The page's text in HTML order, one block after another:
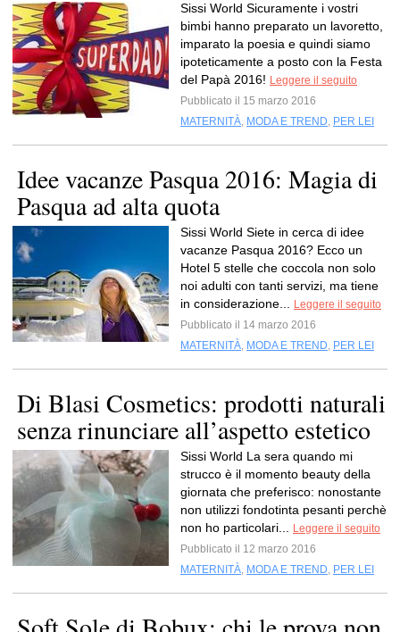
Sissi World Sicuramente i vostri
bimbi hanno preparato un lavoretto,
imparato la poesia e quindi siamo
ipoteticamente a posto con la Festa
del Papà 2016! Leggere il seguito
Pubblicato il 15 marzo 2016
MATERNITÀ, MODA E TREND, PER LEI
Idee vacanze Pasqua 2016: Magia di
Pasqua ad alta quota
Sissi World Siete in cerca di idee
vacanze Pasqua 2016? Ecco un
Hotel 5 stelle che coccola non solo
noi adulti con tanti servizi, ma tiene
in considerazione...
Leggere il seguito
Pubblicato il 14 marzo 2016
MATERNITÀ, MODA E TREND, PER LEI
Di Blasi Cosmetics: prodotti naturali
senza rinunciare all’aspetto estetico
Sissi World La sera quando mi
strucco è il momento beauty della
giornata che preferisco: nonostante
non utilizzi fondotinta pesanti perchè
non ho particolari...
Leggere il seguito
Pubblicato il 12 marzo 2016
MATERNITÀ, MODA E TREND, PER LEI